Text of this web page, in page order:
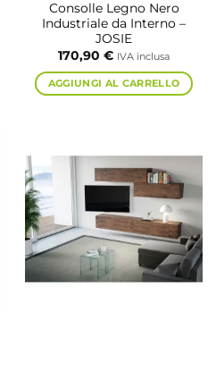
Consolle Legno Nero
Industriale da Interno –
JOSIE
170,90 € IVA inclusa
AGGIUNGI AL CARRELLO